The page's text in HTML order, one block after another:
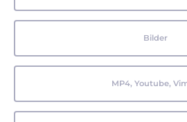
Bilder
MP4, Youtube,